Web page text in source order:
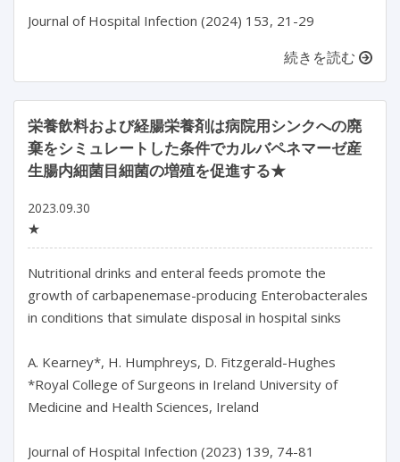
続きを読む
栄養飲料および経腸栄養剤は病院用シンクへの廃
棄をシミュレートした条件でカルバペネマーゼ産
生腸内細菌目細菌の増殖を促進する★
2023.09.30
★
Nutritional drinks and enteral feeds promote the
growth of carbapenemase-producing Enterobacterales
in conditions that simulate disposal in hospital sinks
A. Kearney*, H. Humphreys, D. Fitzgerald-Hughes
*Royal College of Surgeons in Ireland University of
Medicine and Health Sciences, Ireland
Journal of Hospital Infection (2023) 139, 74-81